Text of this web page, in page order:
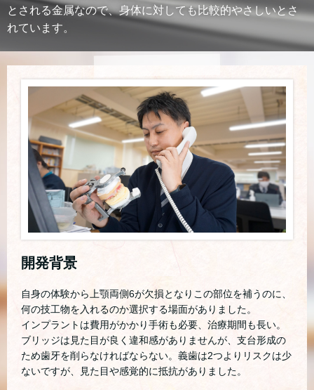
とされる金属なので、身体に対しても比較的やさしいとさ
れています。
開発背景
自身の体験から上顎両側6が欠損となりこの部位を補うのに、
何の技工物を入れるのか選択する場面がありました。
インプラントは費用がかかり手術も必要、治療期間も長い。
ブリッジは見た目が良く違和感がありませんが、支台形成の
ため歯牙を削らなければならない。義歯は2つよりリスクは少
ないですが、見た目や感覚的に抵抗がありました。